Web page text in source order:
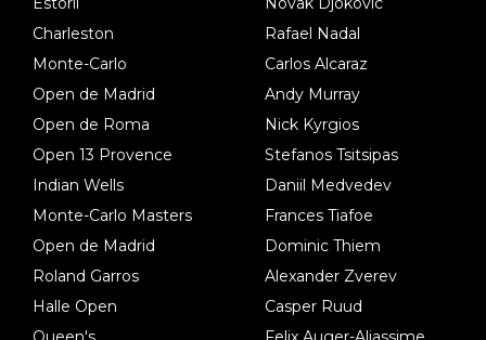
Charleston
Monte-Carlo
Open de Madrid
Open de Roma
Open 13 Provence
Indian Wells
Monte-Carlo Masters
Open de Madrid
Roland Garros
Halle Open
Rafael Nadal
Carlos Alcaraz
Andy Murray
Nick Kyrgios
Stefanos Tsitsipas
Daniil Medvedev
Frances Tiafoe
Dominic Thiem
Alexander Zverev
Casper Ruud